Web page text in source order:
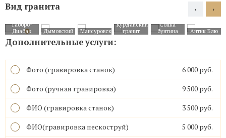
Вид гранита
Габбро-
Диабаз
Дымовский Мансуровский
Курдайский
гранит
Cопка
бунтина
Антик Блю
‹ ›
Дополнительные услуги:
Фото (гравировка станок)
6 000 руб.
Фото (ручная гравировка)
9 500 руб.
ФИО (гравировка станок)
3 500 руб.
ФИО(гравировка пескоструй)
5 000 руб.